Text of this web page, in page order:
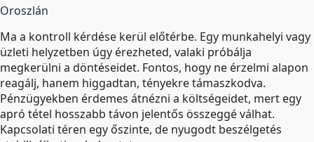
Oroszlán
Ma a kontroll kérdése kerül előtérbe. Egy munkahelyi vagy
üzleti helyzetben úgy érezheted, valaki próbálja
megkerülni a döntéseidet. Fontos, hogy ne érzelmi alapon
reagálj, hanem higgadtan, tényekre támaszkodva.
Pénzügyekben érdemes átnézni a költségeidet, mert egy
apró tétel hosszabb távon jelentős összeggé válhat.
Kapcsolati téren egy őszinte, de nyugodt beszélgetés